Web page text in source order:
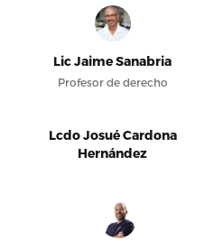
Lic Jaime Sanabria
Profesor de derecho
Lcdo Josué Cardona
Hernández